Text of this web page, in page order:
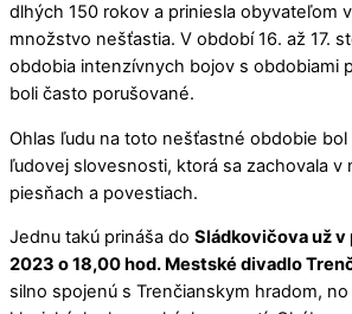
dlhých 150 rokov a priniesla obyvateľom
množstvo nešťastia. V období 16. až 17.
obdobia intenzívnych bojov s obdobiami
boli často porušované.
Ohlas ľudu na toto nešťastné obdobie
ľudovej slovesnosti, ktorá sa zachovala v
piesňach a povestiach.
Jednu takú prináša do Sládkovičova už
2023 o 18,00 hod. Mestské divadlo
silno spojenú s Trenčianskym hradom,